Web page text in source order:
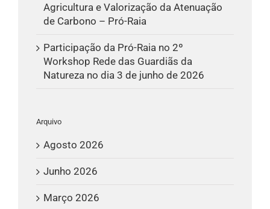
Agricultura e Valorização da Atenuação
de Carbono – Pró-Raia
Participação da Pró-Raia no 2º
Workshop Rede das Guardiãs da
Natureza no dia 3 de junho de 2026
Arquivo
Agosto 2026
Junho 2026
Março 2026